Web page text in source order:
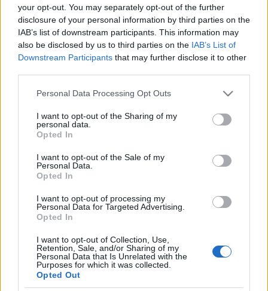
your opt-out. You may separately opt-out of the further
disclosure of your personal information by third parties on the
IAB’s list of downstream participants. This information may
also be disclosed by us to third parties on the IAB’s List of
Downstream Participants that may further disclose it to other
Please note that this website/app uses one or more Google
not limited to your visit or usage behaviour. You may click to
grant or deny consent to Google and its third-party tags to
use your data for below specified purposes in below Google
consent section.
Personal Data Processing Opt Outs
I want to opt-out of the Sharing of my
personal data.
Opted In
I want to opt-out of the Sale of my
Personal Data.
Opted In
I want to opt-out of processing my
Personal Data for Targeted Advertising.
Opted In
I want to opt-out of Collection, Use,
Retention, Sale, and/or Sharing of my
Personal Data that Is Unrelated with the
Purposes for which it was collected.
Opted Out
e-puck robottömeg
A Lausanne-i egyetemen készített e-puck nevű
minirobotokból egész sok összegyűlt ezen a kis
videón: A mozgásuk nagyon meggyőző elsőre, talán
csak annyi a szépséghiba, hogy a felvétel visszafele
van lejátszva.A robot egyébként oktatási célokra
hasznos lehet,…
Kiva robotraktáros rendszer